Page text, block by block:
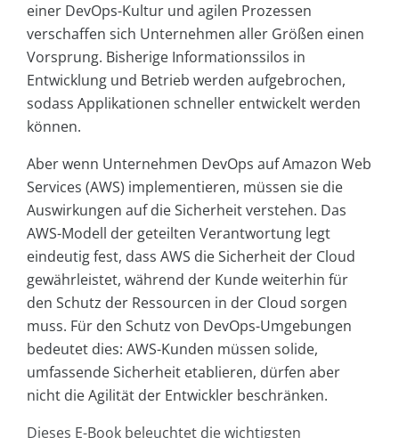
einer DevOps-Kultur und agilen Prozessen
verschaffen sich Unternehmen aller Größen einen
Vorsprung. Bisherige Informationssilos in
Entwicklung und Betrieb werden aufgebrochen,
sodass Applikationen schneller entwickelt werden
können.
Aber wenn Unternehmen DevOps auf Amazon Web
Services (AWS) implementieren, müssen sie die
Auswirkungen auf die Sicherheit verstehen. Das
AWS-Modell der geteilten Verantwortung legt
eindeutig fest, dass AWS die Sicherheit der Cloud
gewährleistet, während der Kunde weiterhin für
den Schutz der Ressourcen in der Cloud sorgen
muss. Für den Schutz von DevOps-Umgebungen
bedeutet dies: AWS-Kunden müssen solide,
umfassende Sicherheit etablieren, dürfen aber
nicht die Agilität der Entwickler beschränken.
Dieses E-Book beleuchtet die wichtigsten